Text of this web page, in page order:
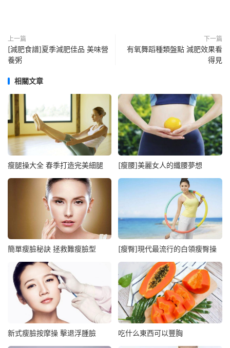
上一篇
[減肥食譜]夏季減肥佳品 美味營
養粥
下一篇
有氧舞蹈種類盤點 減肥效果看
得見
相關文章
瘦腿操大全 春季打造完美細腿 [瘦腰]美麗女人的纖腰夢想
簡單瘦臉秘訣 拯救難瘦臉型 [瘦臀]現代最流行的白領瘦臀操
新式瘦臉按摩操 擊退浮腫臉 吃什么東西可以豐胸